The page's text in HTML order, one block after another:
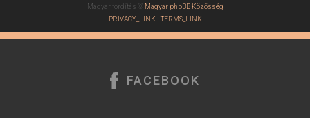
Magyar fordítás © Magyar phpBB Közösség
PRIVACY_LINK |TERMS_LINK
FACEBOOK